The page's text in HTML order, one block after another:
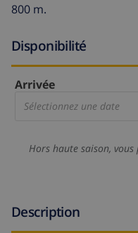
800 m.
Disponibilité
Arrivée
Sélectionnez une date
Hors haute saison,
Description